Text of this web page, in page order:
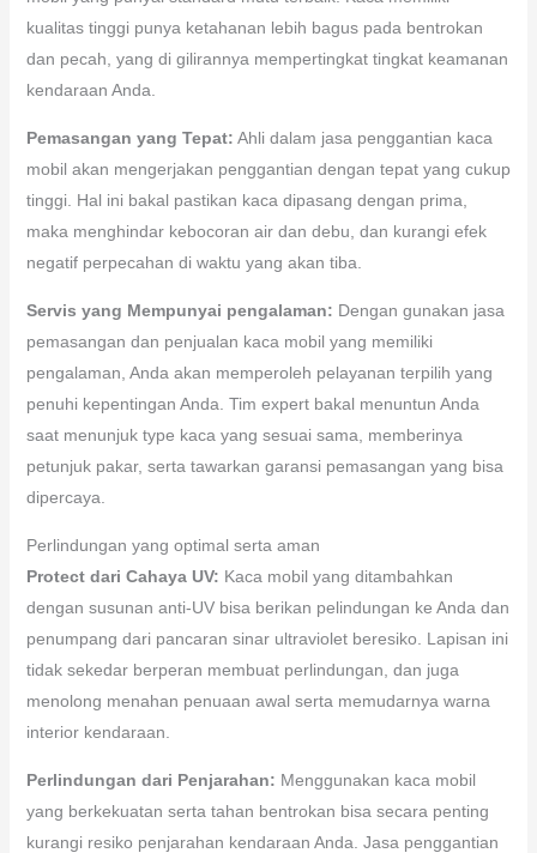
kualitas tinggi punya ketahanan lebih bagus pada bentrokan
dan pecah, yang di gilirannya mempertingkat tingkat keamanan
kendaraan Anda.
Pemasangan yang Tepat: Ahli dalam jasa penggantian kaca
mobil akan mengerjakan penggantian dengan tepat yang cukup
tinggi. Hal ini bakal pastikan kaca dipasang dengan prima,
maka menghindar kebocoran air dan debu, dan kurangi efek
negatif perpecahan di waktu yang akan tiba.
Servis yang Mempunyai pengalaman: Dengan gunakan jasa
pemasangan dan penjualan kaca mobil yang memiliki
pengalaman, Anda akan memperoleh pelayanan terpilih yang
penuhi kepentingan Anda. Tim expert bakal menuntun Anda
saat menunjuk type kaca yang sesuai sama, memberinya
petunjuk pakar, serta tawarkan garansi pemasangan yang bisa
dipercaya.
Perlindungan yang optimal serta aman
Protect dari Cahaya UV: Kaca mobil yang ditambahkan
dengan susunan anti-UV bisa berikan pelindungan ke Anda dan
penumpang dari pancaran sinar ultraviolet beresiko. Lapisan ini
tidak sekedar berperan membuat perlindungan, dan juga
menolong menahan penuaan awal serta memudarnya warna
interior kendaraan.
Perlindungan dari Penjarahan: Menggunakan kaca mobil
yang berkekuatan serta tahan bentrokan bisa secara penting
kurangi resiko penjarahan kendaraan Anda. Jasa penggantian